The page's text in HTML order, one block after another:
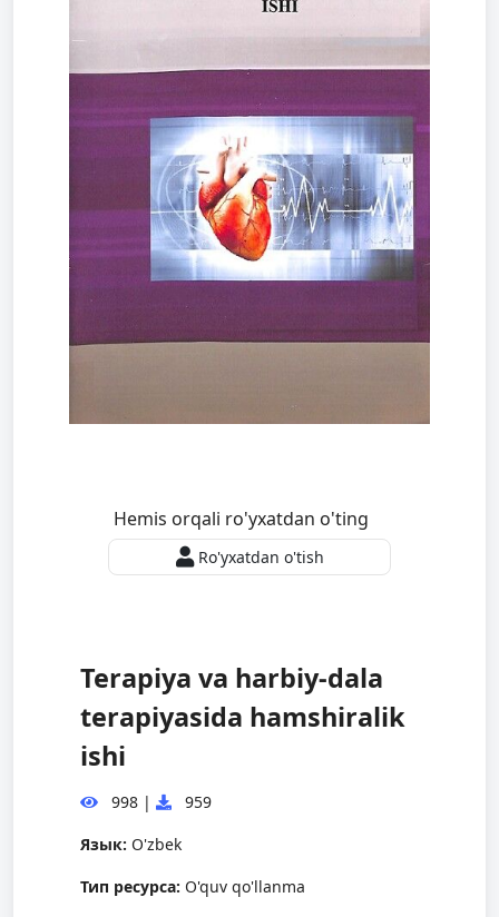
Hemis orqali ro'yxatdan o'ting
Ro'yxatdan o'tish
Terapiya va harbiy-dala
terapiyasida hamshiralik
ishi
998 |
959
Язык: O'zbek
Тип ресурса: O'quv qo'llanma